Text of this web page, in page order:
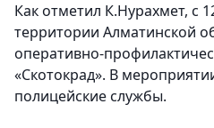
Как отметил К.Нурахмет, с
территории Алматинской
оперативно-
«Скотокрад». В
полицейские службы.